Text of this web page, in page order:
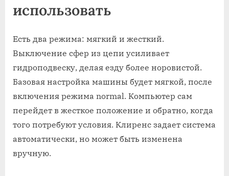
использовать
Есть два режима: мягкий и жесткий.
Выключение сфер из цепи усиливает
гидроподвеску, делая езду более норовистой.
Базовая настройка машины будет мягкой, после
включения режима normal. Компьютер сам
перейдет в жесткое положение и обратно, когда
того потребуют условия. Клиренс задает система
автоматически, но может быть изменена
вручную.